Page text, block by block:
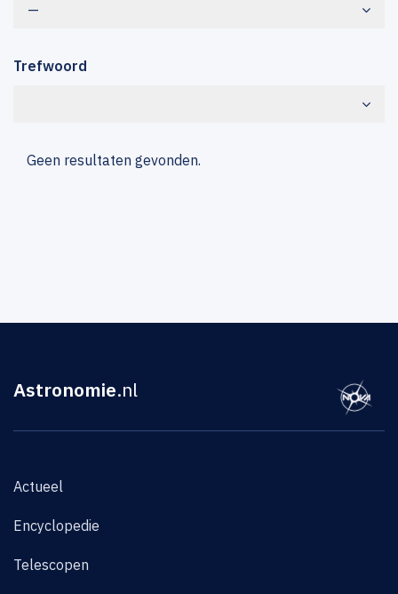
—
Trefwoord
Geen resultaten gevonden.
Astronomie.nl
Actueel
Encyclopedie
Telescopen